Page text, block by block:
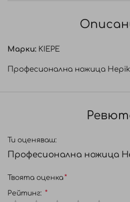
Марки: KIEPE
Професионална ножица
Ти оценяваш:
Професионална ножица
Твоята оценка
Рейтинг: